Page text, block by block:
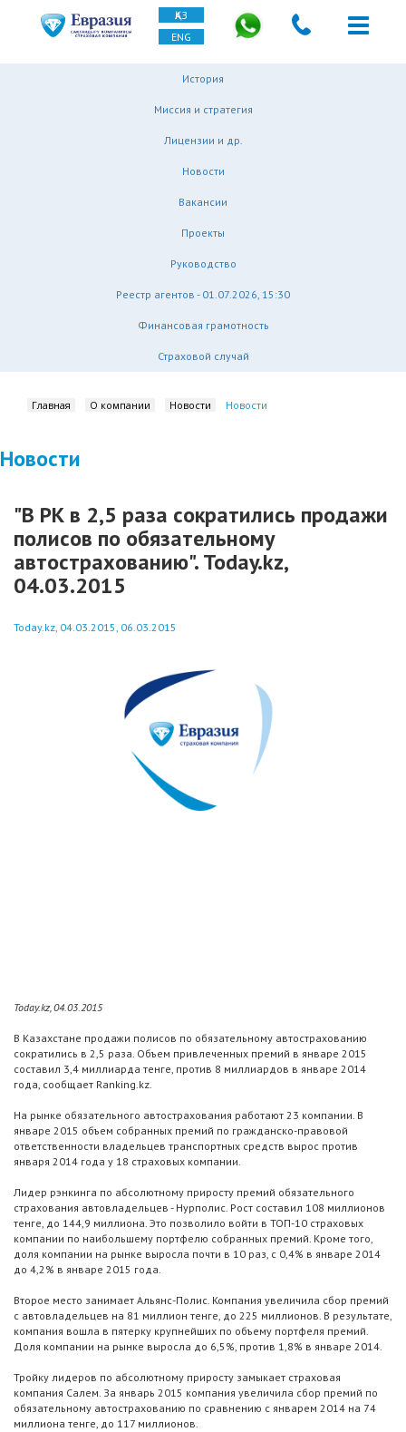
ҚАЗ
ENG
История
Миссия и стратегия
Лицензии и др.
Новости
Вакансии
Проекты
Руководство
Реестр агентов - 01.07.2026, 15:30
Финансовая грамотность
Страховой случай
Главная О компании Новости Новости
Новости
"В РК в 2,5 раза сократились продажи
полисов по обязательному
автострахованию". Today.kz,
04.03.2015
Today.kz, 04.03.2015, 06.03.2015
Today.kz, 04.03.2015
В Казахстане продажи полисов по обязательному автострахованию
сократились в 2,5 раза. Объем привлеченных премий в январе 2015
составил 3,4 миллиарда тенге, против 8 миллиардов в январе 2014
года, сообщает Ranking.kz.
На рынке обязательного автострахования работают 23 компании. В
январе 2015 объем собранных премий по гражданско-правовой
ответственности владельцев транспортных средств вырос против
января 2014 года у 18 страховых компании.
Лидер рэнкинга по абсолютному приросту премий обязательного
страхования автовладельцев - Нурполис. Рост составил 108 миллионов
тенге, до 144,9 миллиона. Это позволило войти в ТОП-10 страховых
компании по наибольшему портфелю собранных премий. Кроме того,
доля компании на рынке выросла почти в 10 раз, с 0,4% в январе 2014
до 4,2% в январе 2015 года.
Второе место занимает Альянс-Полис. Компания увеличила сбор премий
с автовладельцев на 81 миллион тенге, до 225 миллионов. В результате,
компания вошла в пятерку крупнейших по объему портфеля премий.
Доля компании на рынке выросла до 6,5%, против 1,8% в январе 2014.
Тройку лидеров по абсолютному приросту замыкает страховая
компания Салем. За январь 2015 компания увеличила сбор премий по
обязательному автострахованию по сравнению с январем 2014 на 74
миллиона тенге, до 117 миллионов.